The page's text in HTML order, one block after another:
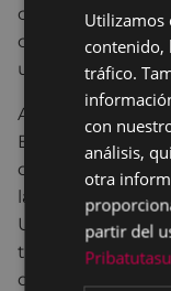
curso escolar.
complementaria
usuarios, carnet
A través de
Eibar quiere
desembolso que
las fechas más
Unas ayudas
tras la situación
derivada de la
Utilizamos
contenido,
tráfico.
con
análisis,
otra
partir del